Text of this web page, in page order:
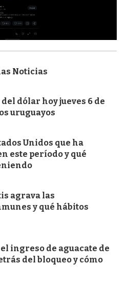
Noticias
dólar hoy jueves 6 de
uruguayos
Unidos que ha
este período y qué
agrava las
y qué hábitos
ingreso de aguacate de
del bloqueo y cómo